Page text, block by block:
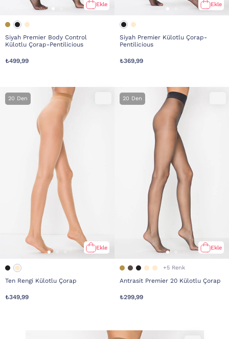
Ekle
Siyah Premier Body Control
Külotlu Çorap-Pentilicious
₺499,99
Ekle
Siyah Premier Külotlu Çorap-
Pentilicious
₺369,99
20 Den
Ekle
Ten Rengi Külotlu Çorap
₺349,99
20 Den
Ekle
+5 Renk
Antrasit Premier 20 Külotlu Çorap
₺299,99